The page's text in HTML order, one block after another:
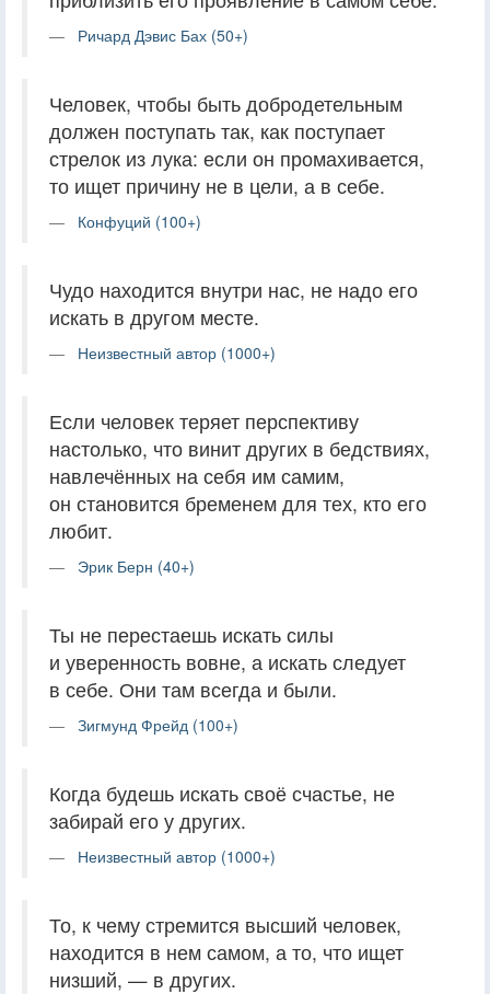
Ричард Дэвис Бах (50+)
Человек, чтобы быть добродетельным
должен поcтупать так, как поступает
стрелок из лука: если он промахивается,
то ищет причину не в цели, а в себе.
Конфуций (100+)
Чудо находится внутри нас, не надо его
искать в другом месте.
Неизвестный автор (1000+)
Если человек теряет перспективу
настолько, что винит других в бедствиях,
навлечённых на себя им самим,
он становится бременем для тех, кто его
любит.
Эрик Берн (40+)
Ты не перестаешь искать силы
и уверенность вовне, а искать следует
в себе. Они там всегда и были.
Зигмунд Фрейд (100+)
Когда будешь искать своё счастье, не
забирай его у других.
Неизвестный автор (1000+)
То, к чему стремится высший человек,
находится в нем самом, а то, что ищет
низший, — в других.